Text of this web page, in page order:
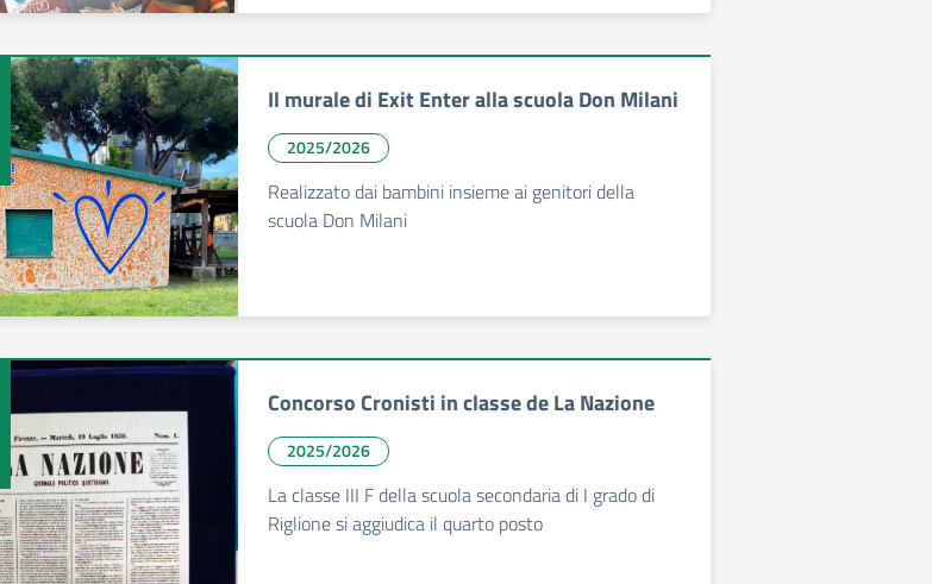
Il murale di Exit Enter alla scuola Don Milani
2025/2026
Realizzato dai bambini insieme ai genitori della
scuola Don Milani
Concorso Cronisti in classe de La Nazione
2025/2026
La classe III F della scuola secondaria di I grado di
Riglione si aggiudica il quarto posto